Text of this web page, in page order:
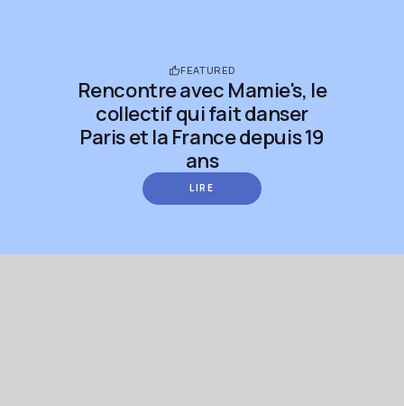
FEATURED
Rencontre avec Mamie's, le
collectif qui fait danser
Paris et la France depuis 19
ans
LIRE